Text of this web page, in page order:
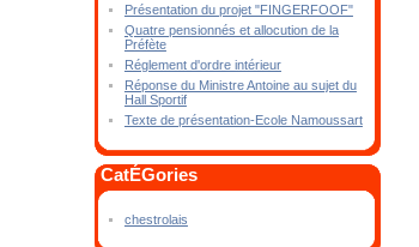
Présentation du projet "FINGERFOOF"
Quatre pensionnés et allocution de la
Préfète
Réglement d'ordre intérieur
Réponse du Ministre Antoine au sujet du
Hall Sportif
Texte de présentation-Ecole Namoussart
CatÉGories
chestrolais